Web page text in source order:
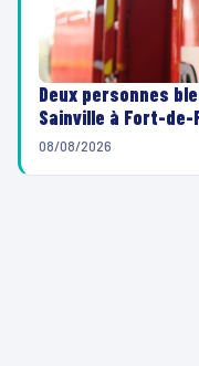
Deux personnes
Sainville à Fort-de-
08/08/2026